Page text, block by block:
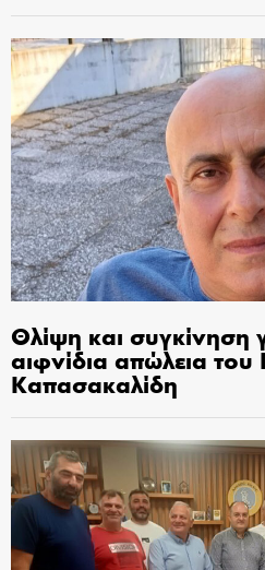
Θλίψη και συγκίνηση
αιφνίδια απώλεια του
Καπασακαλίδη